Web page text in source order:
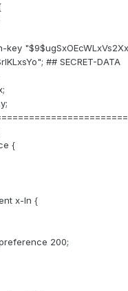
## SECRET-DATA
{
x-In {
200;